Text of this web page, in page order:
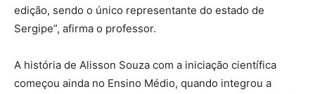
edição, sendo o único representante do estado de
Sergipe”, afirma o professor.
A história de Alisson Souza com a iniciação científica
começou ainda no Ensino Médio, quando integrou a